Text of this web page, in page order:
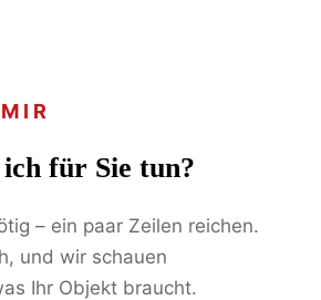
für Sie tun?
– ein paar Zeilen reichen.
und wir schauen
Ihr Objekt braucht.